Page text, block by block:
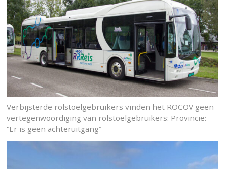
Verbijsterde rolstoelgebruikers vinden het ROCOV geen
vertegenwoordiging van rolstoelgebruikers: Provincie:
“Er is geen achteruitgang”